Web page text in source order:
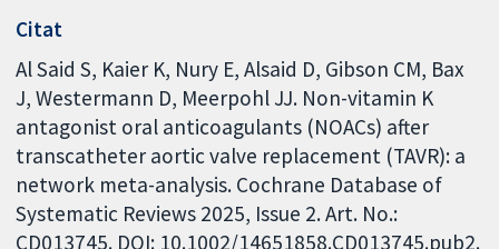
Citat
Al Said S, Kaier K, Nury E, Alsaid D, Gibson CM, Bax
J, Westermann D, Meerpohl JJ. Non-vitamin K
antagonist oral anticoagulants (NOACs) after
transcatheter aortic valve replacement (TAVR): a
network meta-analysis. Cochrane Database of
Systematic Reviews 2025, Issue 2. Art. No.:
CD013745. DOI: 10.1002/14651858.CD013745.pub2.